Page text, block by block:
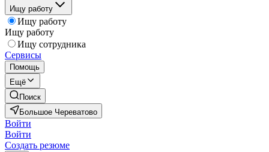
Ищу работу
Ищу работу
Ищу работу
Ищу сотрудника
Сервисы
Помощь
Ещё
Поиск
Большое Череватово
Войти
Войти
Создать резюме